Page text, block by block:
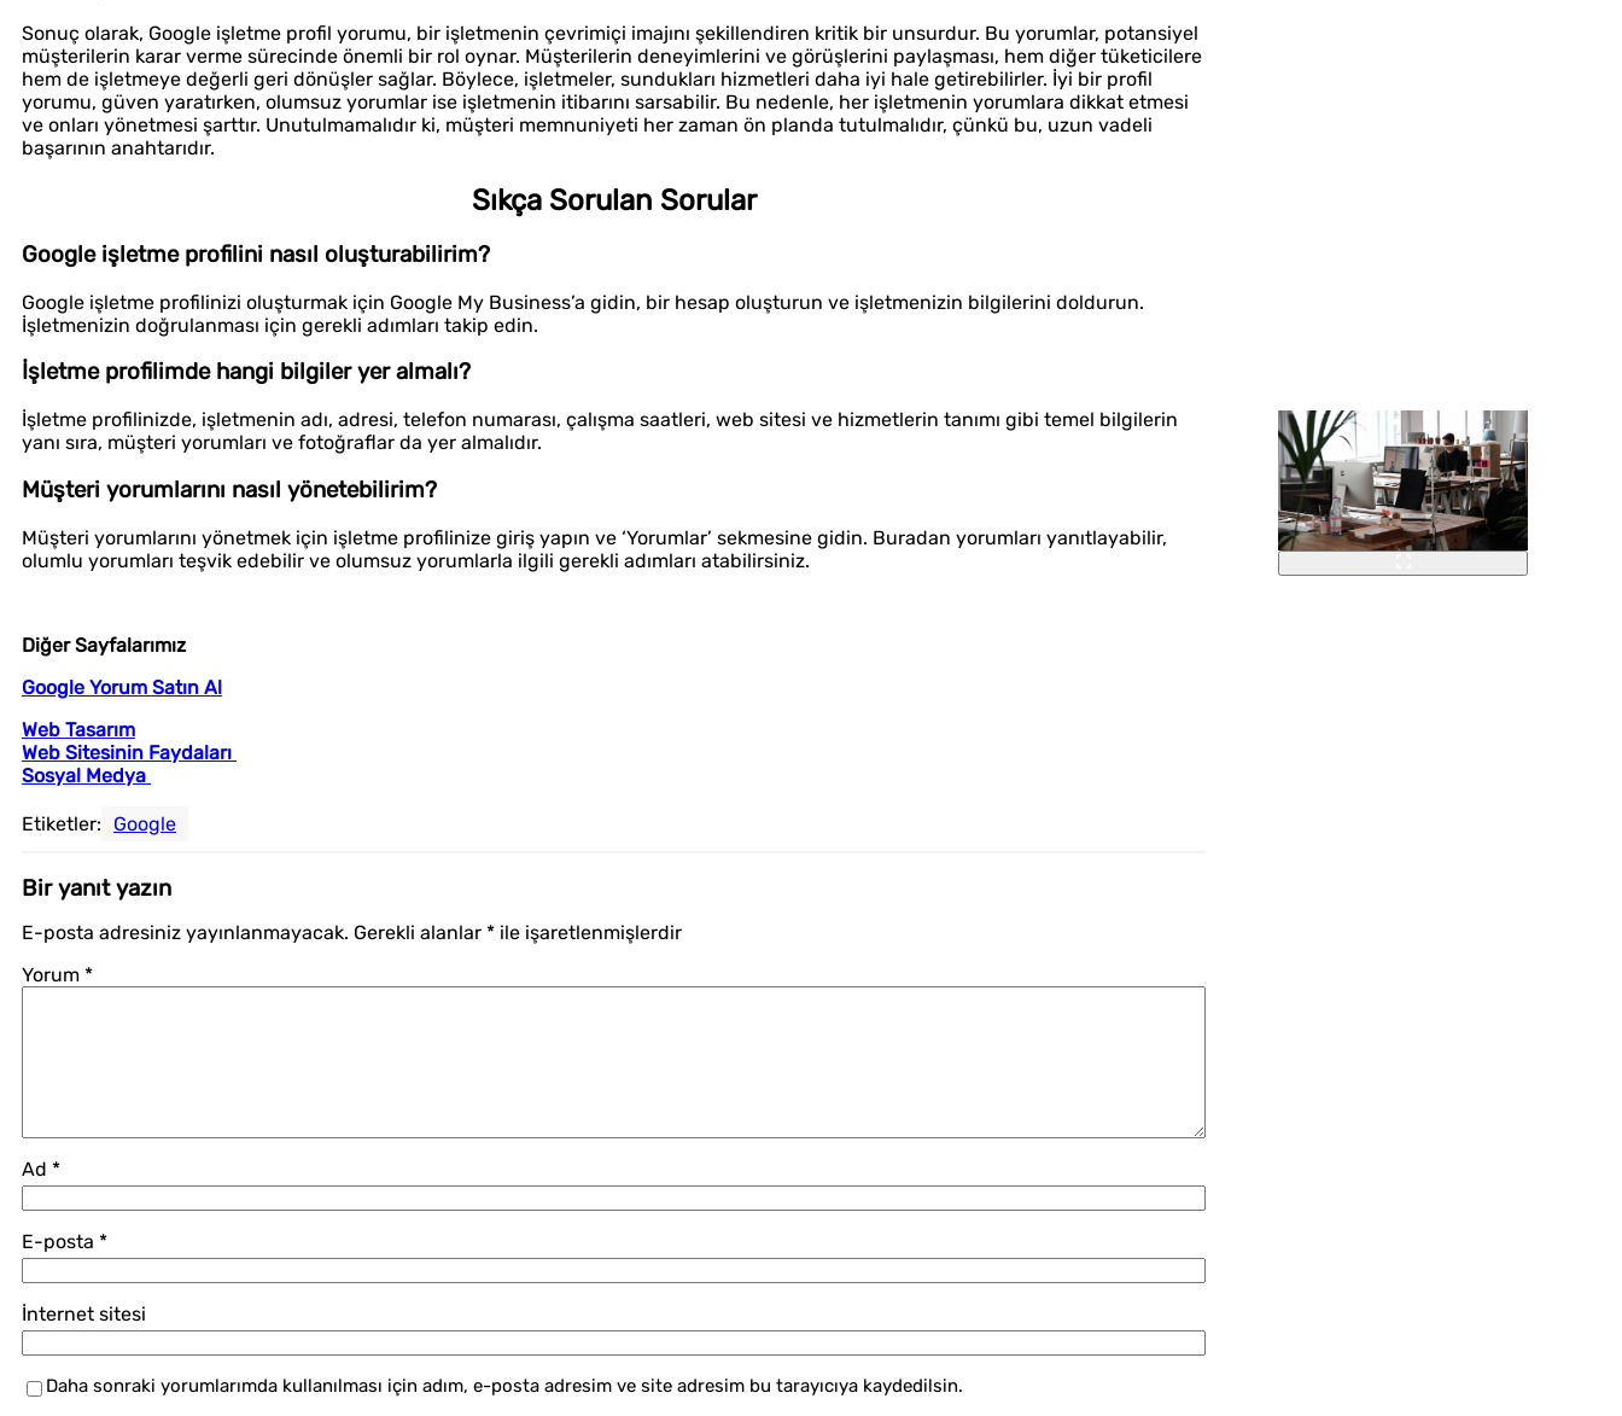
Sonuç olarak, Google işletme profil yorumu, bir işletmenin çevrimiçi imajını şekillendiren kritik bir unsurdur. Bu yorumlar, potansiyel
müşterilerin karar verme sürecinde önemli bir rol oynar. Müşterilerin deneyimlerini ve görüşlerini paylaşması, hem diğer tüketicilere
hem de işletmeye değerli geri dönüşler sağlar. Böylece, işletmeler, sundukları hizmetleri daha iyi hale getirebilirler. İyi bir profil
yorumu, güven yaratırken, olumsuz yorumlar ise işletmenin itibarını sarsabilir. Bu nedenle, her işletmenin yorumlara dikkat etmesi
ve onları yönetmesi şarttır. Unutulmamalıdır ki, müşteri memnuniyeti her zaman ön planda tutulmalıdır, çünkü bu, uzun vadeli
başarının anahtarıdır.
Sıkça Sorulan Sorular
Google işletme profilini nasıl oluşturabilirim?
Google işletme profilinizi oluşturmak için Google My Business’a gidin, bir hesap oluşturun ve işletmenizin bilgilerini doldurun.
İşletmenizin doğrulanması için gerekli adımları takip edin.
İşletme profilimde hangi bilgiler yer almalı?
İşletme profilinizde, işletmenin adı, adresi, telefon numarası, çalışma saatleri, web sitesi ve hizmetlerin tanımı gibi temel bilgilerin
yanı sıra, müşteri yorumları ve fotoğraflar da yer almalıdır.
Müşteri yorumlarını nasıl yönetebilirim?
Müşteri yorumlarını yönetmek için işletme profilinize giriş yapın ve ‘Yorumlar’ sekmesine gidin. Buradan yorumları yanıtlayabilir,
olumlu yorumları teşvik edebilir ve olumsuz yorumlarla ilgili gerekli adımları atabilirsiniz.
Diğer Sayfalarımız
Google Yorum Satın Al
Web Tasarım
Web Sitesinin Faydaları
Sosyal Medya
Etiketler: Google
Bir yanıt yazın
E-posta adresiniz yayınlanmayacak. Gerekli alanlar * ile işaretlenmişlerdir
Yorum *
Ad *
E-posta *
İnternet sitesi
Daha sonraki yorumlarımda kullanılması için adım, e-posta adresim ve site adresim bu tarayıcıya kaydedilsin.